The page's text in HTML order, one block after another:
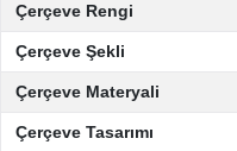
Çerçeve Rengi
Çerçeve Şekli
Çerçeve Materyali
Çerçeve Tasarımı